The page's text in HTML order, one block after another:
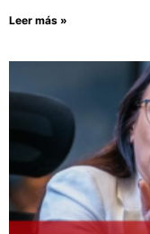
Leer más »